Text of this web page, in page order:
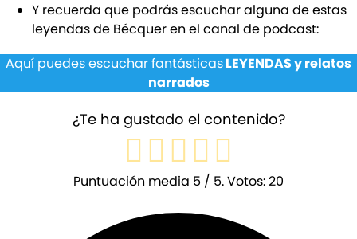
Y recuerda que podrás escuchar alguna de estas
leyendas de Bécquer en el canal de podcast:
Aquí puedes escuchar fantásticasLEYENDAS y relatos
narrados
¿Te ha gustado el contenido?
Puntuación media 5 / 5. Votos:20